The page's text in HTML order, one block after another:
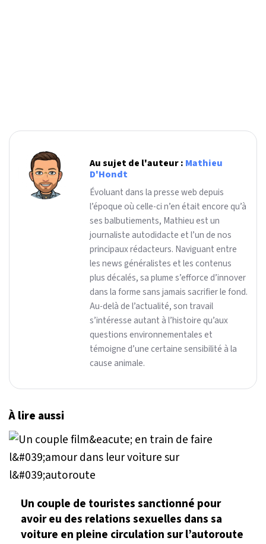
Au sujet de l'auteur : Mathieu
D'Hondt
Évoluant dans la presse web depuis
l’époque où celle-ci n’en était encore qu’à
ses balbutiements, Mathieu est un
journaliste autodidacte et l’un de nos
principaux rédacteurs. Naviguant entre
les news généralistes et les contenus
plus décalés, sa plume s’efforce d’innover
dans la forme sans jamais sacrifier le fond.
Au-delà de l’actualité, son travail
s’intéresse autant à l’histoire qu’aux
questions environnementales et
témoigne d’une certaine sensibilité à la
cause animale.
À lire aussi
Un couple de touristes sanctionné pour
avoir eu des relations sexuelles dans sa
voiture en pleine circulation sur l’autoroute